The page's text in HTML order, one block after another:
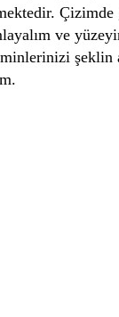
ve
şeklin